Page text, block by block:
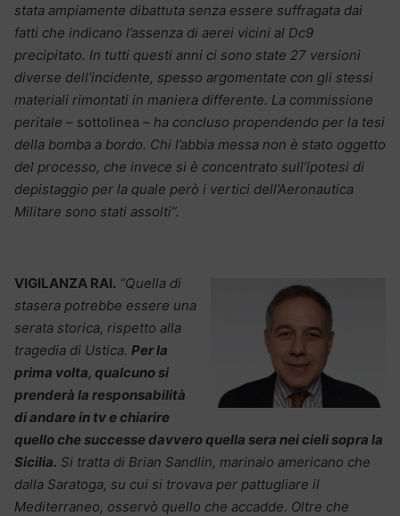
stata ampiamente dibattuta senza essere suffragata dai
fatti che indicano l’assenza di aerei vicini al Dc9
precipitato. In tutti questi anni ci sono state 27 versioni
diverse dell’incidente, spesso argomentate con gli stessi
materiali rimontati in maniera differente. La commissione
peritale – sottolinea – ha concluso propendendo per la tesi
della bomba a bordo. Chi l’abbia messa non è stato oggetto
del processo, che invece si è concentrato sull’ipotesi di
depistaggio per la quale però i vertici dell’Aeronautica
Militare sono stati assolti”.
VIGILANZA RAI. “Quella di
stasera potrebbe essere una
serata storica, rispetto alla
tragedia di Ustica. Per la
prima volta, qualcuno si
prenderà la responsabilità
di andare in tv e chiarire
quello che successe davvero quella sera nei cieli sopra la
Sicilia. Si tratta di Brian Sandlin, marinaio americano che
dalla Saratoga, su cui si trovava per pattugliare il
Mediterraneo, osservò quello che accadde. Oltre che